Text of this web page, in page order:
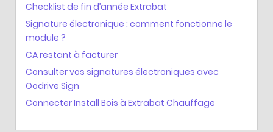
Checklist de fin d’année Extrabat
Signature électronique : comment fonctionne le
module ?
CA restant à facturer
Consulter vos signatures électroniques avec
Oodrive Sign
Connecter Install Bois à Extrabat Chauffage